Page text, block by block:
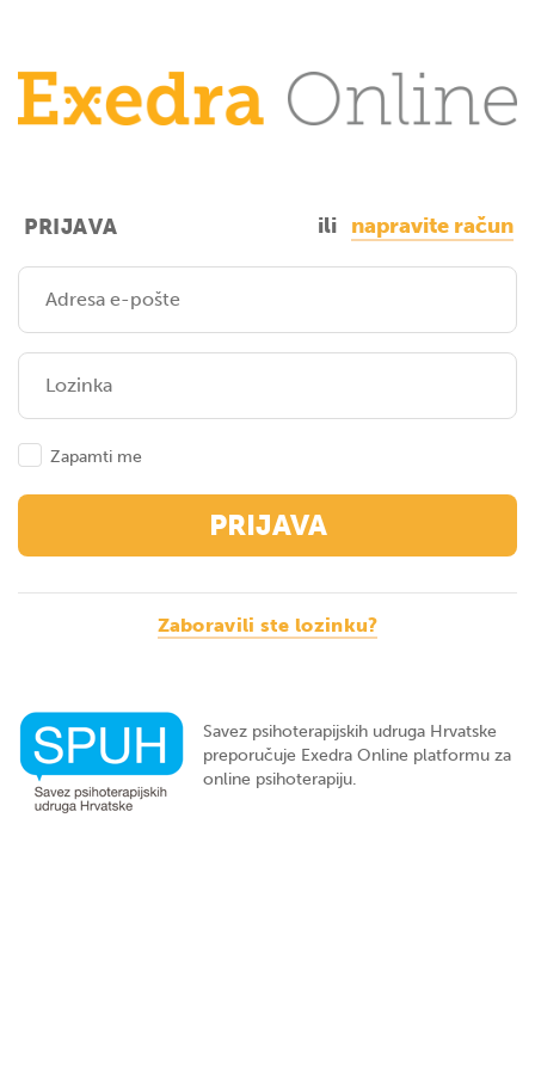
PRIJAVA ili napravite račun
Zapamti me
PRIJAVA
Zaboravili ste lozinku?
Savez psihoterapijskih udruga Hrvatske
preporučuje Exedra Online platformu za
online psihoterapiju.